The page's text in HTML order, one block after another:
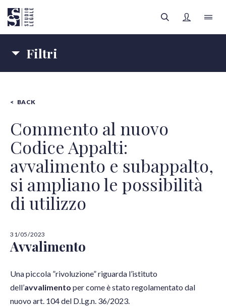
APPROFONDIMENTI
FOCUS SANITÀ
Tutte le categorie
Tutti gli autori
Filtri
IMPRESE
SANITÀ
Tipologia contenuti
BACK
Commento al nuovo
Codice Appalti:
avvalimento e subappalto,
si ampliano le possibilità
di utilizzo
31/05/2023
Avvalimento
Una piccola ”rivoluzione” riguarda l’istituto
dell’avvalimento per come è stato regolamentato dal
nuovo art. 104 del D.Lg.n. 36/2023.